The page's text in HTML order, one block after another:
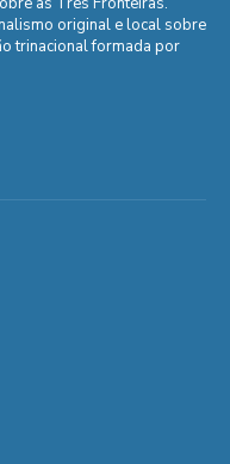
original e local sobre
trinacional formada por